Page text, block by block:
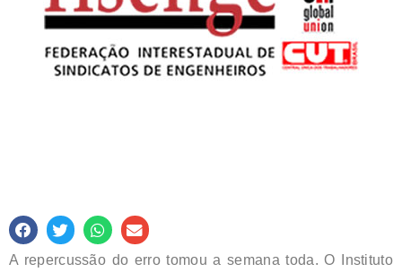
A repercussão do erro tomou a semana toda. O Instituto